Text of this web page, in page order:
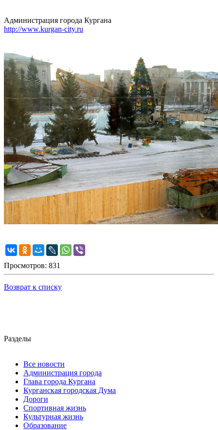
Администрация города Кургана
http://www.kurgan-city.ru
Просмотров: 831
Возврат к списку
Разделы
Все новости
Администрация города
Глава города Кургана
Курганская городская Дума
Дороги
Спортивная жизнь
Культурная жизнь
Образование